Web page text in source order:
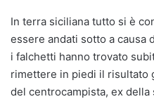
In terra siciliana tutto si è
essere andati sotto a causa
i falchetti hanno trovato
rimettere in piedi il risultato
del centrocampista, ex della